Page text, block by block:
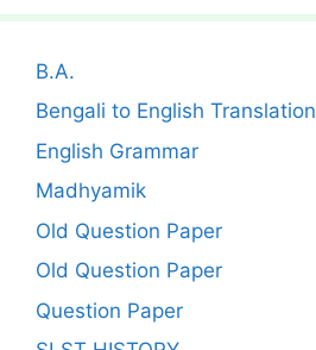
B.A.
Bengali to English Translation
English Grammar
Madhyamik
Old Question Paper
Old Question Paper
Question Paper